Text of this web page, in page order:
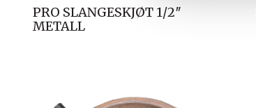
g
PRO SLANGESKJØT 1/2″
METALL